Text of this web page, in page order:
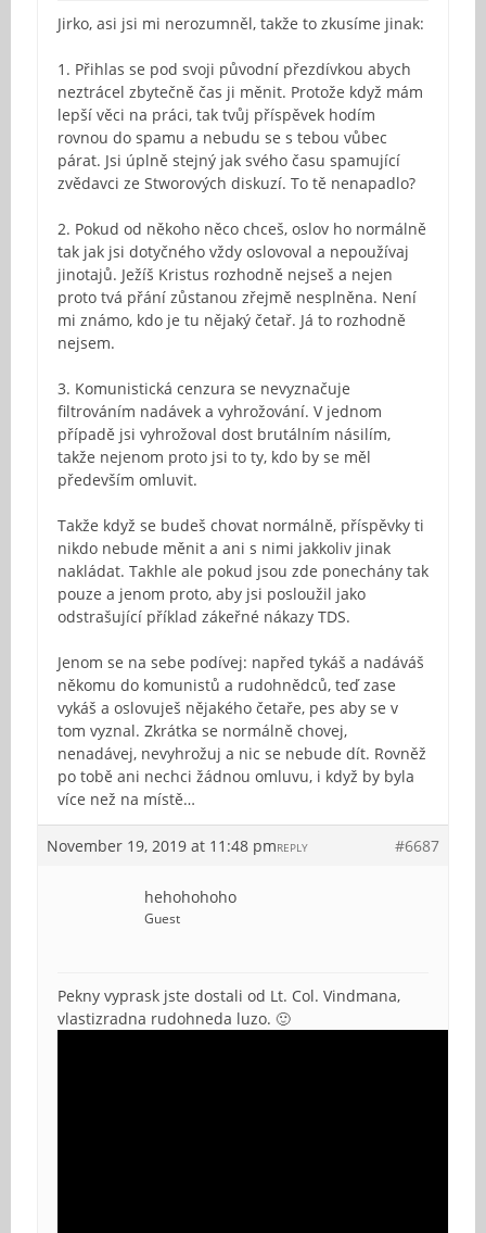
Jirko, asi jsi mi nerozumněl, takže to zkusíme jinak:
1. Přihlas se pod svoji původní přezdívkou abych
neztrácel zbytečně čas ji měnit. Protože když mám
lepší věci na práci, tak tvůj příspěvek hodím
rovnou do spamu a nebudu se s tebou vůbec
párat. Jsi úplně stejný jak svého času spamující
zvědavci ze Stworových diskuzí. To tě nenapadlo?
2. Pokud od někoho něco chceš, oslov ho normálně
tak jak jsi dotyčného vždy oslovoval a nepoužívaj
jinotajů. Ježíš Kristus rozhodně nejseš a nejen
proto tvá přání zůstanou zřejmě nesplněna. Není
mi známo, kdo je tu nějaký četař. Já to rozhodně
nejsem.
3. Komunistická cenzura se nevyznačuje
filtrováním nadávek a vyhrožování. V jednom
případě jsi vyhrožoval dost brutálním násilím,
takže nejenom proto jsi to ty, kdo by se měl
především omluvit.
Takže když se budeš chovat normálně, příspěvky ti
nikdo nebude měnit a ani s nimi jakkoliv jinak
nakládat. Takhle ale pokud jsou zde ponechány tak
pouze a jenom proto, aby jsi posloužil jako
odstrašující příklad zákeřné nákazy TDS.
Jenom se na sebe podívej: napřed tykáš a nadáváš
někomu do komunistů a rudohnědců, teď zase
vykáš a oslovuješ nějakého četaře, pes aby se v
tom vyznal. Zkrátka se normálně chovej,
nenadávej, nevyhrožuj a nic se nebude dít. Rovněž
po tobě ani nechci žádnou omluvu, i když by byla
více než na místě…
November 19, 2019 at 11:48 pm #6687
REPLY
hehohohoho
Guest
Pekny vyprask jste dostali od Lt. Col. Vindmana,
vlastizradna rudohneda luzo. 🙂